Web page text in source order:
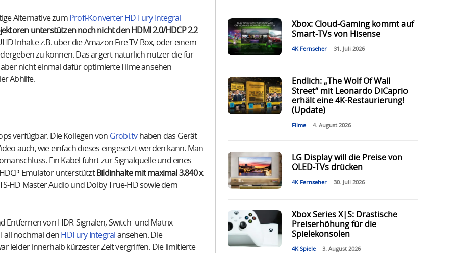
Alternative zum Profi-Konverter HD Fury Integral
unterstützen noch nicht den HDMI 2.0/HDCP 2.2
Inhalte z.B. über die Amazon Fire TV Box, oder einem
zu können. Das ärgert natürlich nutzer die für
nicht einmal dafür optimierte Filme ansehen
Abhilfe.
verfügbar. Die Kollegen von Grobi.tvhaben das Gerät
auch, wie einfach dieses eingesetzt werden kann. Man
Ein Kabel führt zur Signalquelle und eines
Emulator unterstützt Bildinhalte mit maximal 3.840 x
HD Master Audio und Dolby True-HD sowie dem
Entfernen von HDR-Signalen, Switch- und Matrix-
nochmal den HDFury Integral ansehen. Die
leider innerhalb kürzester Zeit vergriffen. Die limitierte
Xbox: Cloud-Gaming kommt auf
Smart-TVs von Hisense
4K Fernseher 31. Juli 2026
Endlich: „The Wolf Of Wall
Street“ mit Leonardo DiCaprio
erhält eine 4K-Restaurierung!
(Update)
Filme 4. August 2026
LG Display will die Preise von
OLED-TVs drücken
4K Fernseher 30. Juli 2026
Xbox Series X|S: Drastische
Preiserhöhung für die
Spielekonsolen
4K Spiele 3. August 2026